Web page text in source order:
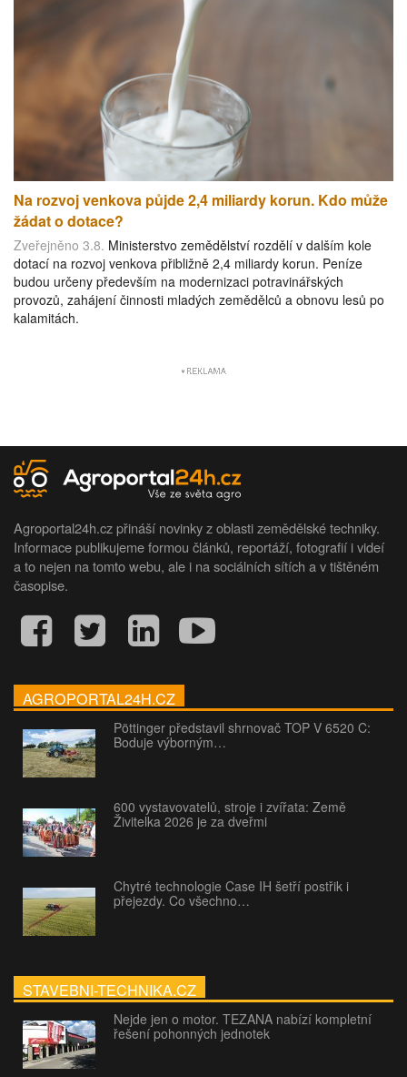
Na rozvoj venkova půjde 2,4 miliardy korun. Kdo může
žádat o dotace?
Zveřejněno 3.8. Ministerstvo zemědělství rozdělí v dalším kole
dotací na rozvoj venkova přibližně 2,4 miliardy korun. Peníze
budou určeny především na modernizaci potravinářských
provozů, zahájení činnosti mladých zemědělců a obnovu lesů po
kalamitách.
Agroportal24h.cz přináší novinky z oblasti zemědělské techniky.
Informace publikujeme formou článků, reportáží, fotografií i videí
a to nejen na tomto webu, ale i na sociálních sítích a v tištěném
časopise.
AGROPORTAL24H.CZ
Pöttinger představil shrnovač TOP V 6520 C:
Boduje výborným…
600 vystavovatelů, stroje i zvířata: Země
Živitelka 2026 je za dveřmi
Chytré technologie Case IH šetří postřik i
přejezdy. Co všechno…
STAVEBNI-TECHNIKA.CZ
Nejde jen o motor. TEZANA nabízí kompletní
řešení pohonných jednotek